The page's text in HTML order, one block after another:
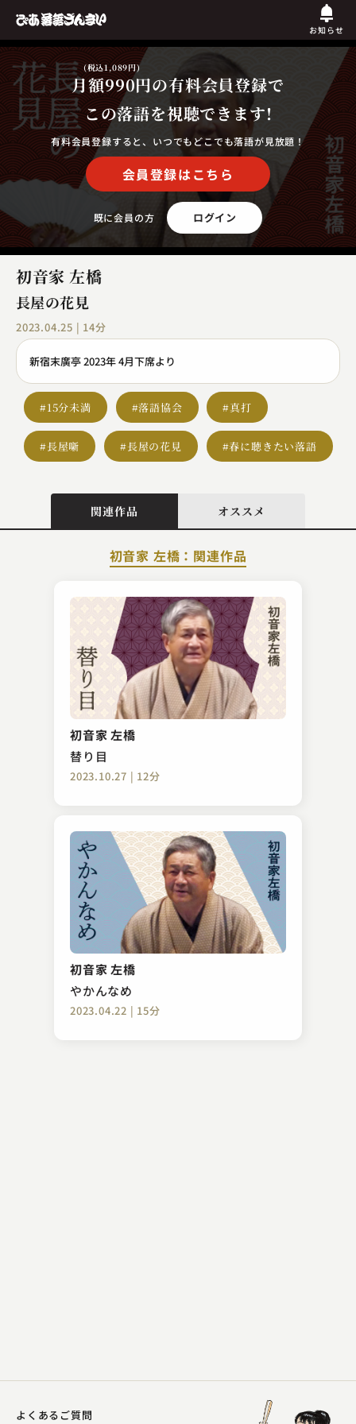
お知らせ
月額990円
(税込1,089円)
の有料会員登録で
この落語を視聴できます!
有料会員登録すると、いつでもどこでも落語が見放題！
会員登録はこちら
既に会員の方 ログイン
初音家 左橋
長屋の花見
2023.04.25 | 14分
新宿末廣亭 2023年 4月下席より
#15分未満 #落語協会 #真打
#長屋噺 #長屋の花見 #春に聴きたい落語
関連作品 オススメ
初音家 左橋：関連作品
初音家 左橋
替り目
2023.10.27 | 12分
初音家 左橋
やかんなめ
2023.04.22 | 15分
入船亭 扇遊
狸賽
2025.04.07 | 13分
古今亭 菊太楼
締め込み
2023.05.19 | 13分
よくあるご質問